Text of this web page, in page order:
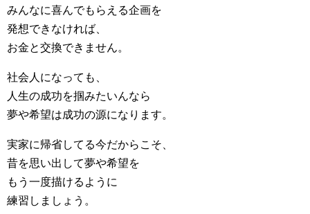
みんなに喜んでもらえる企画を
発想できなければ、
お金と交換できません。
社会人になっても、
人生の成功を掴みたいんなら
夢や希望は成功の源になります。
実家に帰省してる今だからこそ、
昔を思い出して夢や希望を
もう一度描けるように
練習しましょう。